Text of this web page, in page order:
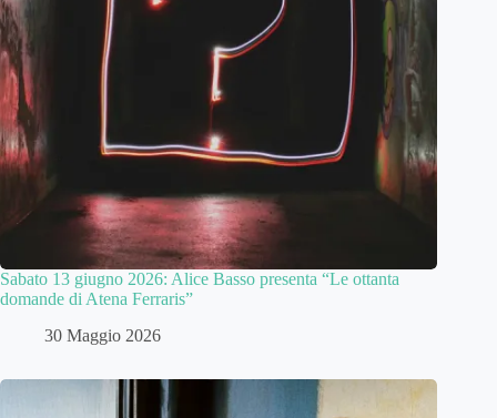
Sabato 13 giugno 2026: Alice Basso presenta “Le ottanta
domande di Atena Ferraris”
30 Maggio 2026